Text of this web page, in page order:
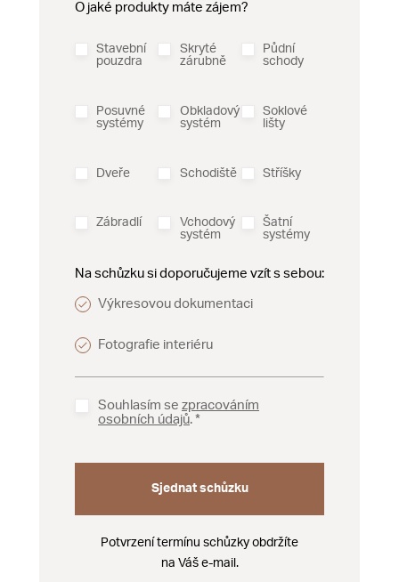
O jaké produkty máte zájem?
Stavební
pouzdra
Skryté
zárubně
Půdní
schody
Posuvné
systémy
Obkladový
systém
Soklové
lišty
Dveře Schodiště Stříšky
Zábradlí
Vchodový
systém
Šatní
systémy
Na schůzku si doporučujeme vzít s sebou:
Výkresovou dokumentaci
Fotografie interiéru
Souhlasím se zpracováním
osobních údajů.
Sjednat schůzku
Potvrzení termínu schůzky obdržíte
na Váš e-mail.